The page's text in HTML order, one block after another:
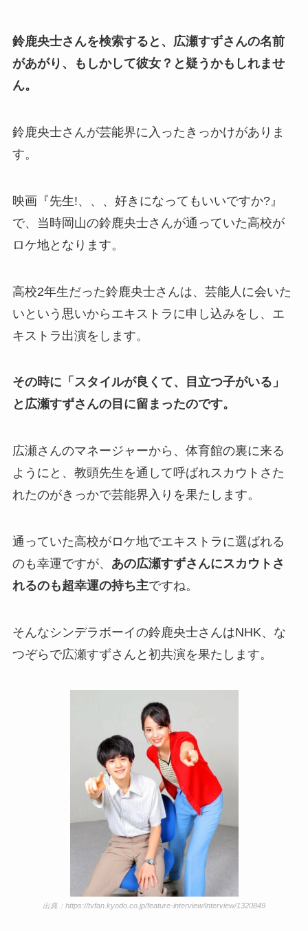
鈴鹿央士さんを検索すると、広瀬すずさんの名前
があがり、もしかして彼女？と疑うかもしれませ
ん。
鈴鹿央士さんが芸能界に入ったきっかけがありま
す。
映画『先生!、、、好きになってもいいですか?』
で、当時岡山の鈴鹿央士さんが通っていた高校が
ロケ地となります。
高校2年生だった鈴鹿央士さんは、芸能人に会いた
いという思いからエキストラに申し込みをし、エ
キストラ出演をします。
その時に「スタイルが良くて、目立つ子がいる」
と広瀬すずさんの目に留まったのです。
広瀬さんのマネージャーから、体育館の裏に来る
ようにと、教頭先生を通して呼ばれスカウトさた
れたのがきっかで芸能界入りを果たします。
通っていた高校がロケ地でエキストラに選ばれる
のも幸運ですが、 あの広瀬すずさんにスカウトさ
れるのも超幸運の持ち主ですね。
そんなシンデラボーイの鈴鹿央士さんはNHK、な
つぞらで広瀬すずさんと初共演を果たします。
出典：https://tvfan.kyodo.co.jp/feature-interview/interview/1320849